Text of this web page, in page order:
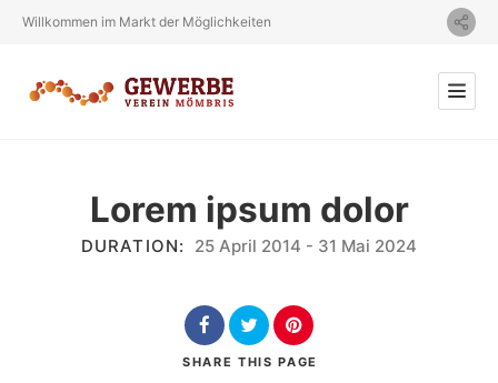
Willkommen im Markt der Möglichkeiten
Lorem ipsum dolor
DURATION: 25 April 2014 - 31 Mai 2024
SHARE THIS PAGE